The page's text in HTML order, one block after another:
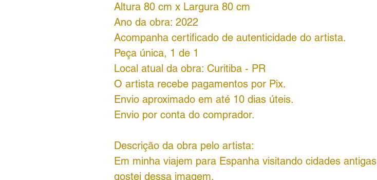
Altura 80 cm x Largura 80 cm
Ano da obra: 2022
Acompanha certificado de autenticidade do artista.
Peça única, 1 de 1
Local atual da obra: Curitiba - PR
O artista recebe pagamentos por Pix.
Envio aproximado em até 10 dias úteis.
Envio por conta do comprador.
Descrição da obra pelo artista:
Em minha viajem para Espanha visitando cidades antigas
gostei dessa imagem.